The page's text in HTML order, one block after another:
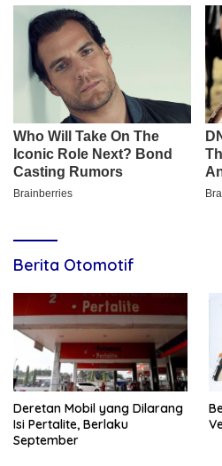
Berita Otomotif
Deretan Mobil yang Dilarang
Isi Pertalite, Berlaku
September